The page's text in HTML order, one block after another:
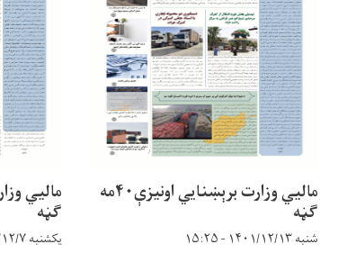
مالیي وزارت برېښنایي اونیزې۴۰مه
ګڼه
شنبه ۱۴۰۱/۱۲/۱۳ - ۱۵:۲۵
ګڼه
یکشنبه ۱۴۰۱/۱۲/۷ - ۱۲:۹